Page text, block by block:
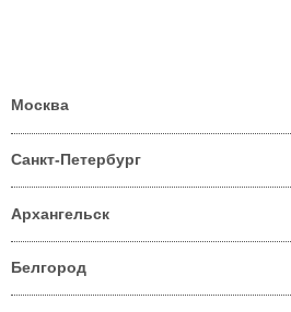
Москва
Санкт-Петербург
Архангельск
Белгород